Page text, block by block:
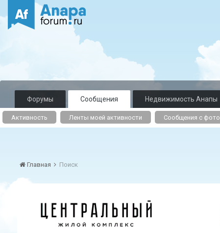
Форумы Сообщения
Активность Ленты моей активности Сообщения с фото
Недвижимость Анапы
Главная Поиск